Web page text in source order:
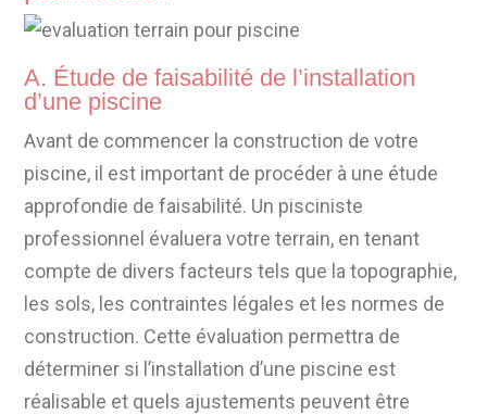
A. Étude de faisabilité de l’installation
d’une piscine
Avant de commencer la construction de votre
piscine, il est important de procéder à une étude
approfondie de faisabilité. Un pisciniste
professionnel évaluera votre terrain, en tenant
compte de divers facteurs tels que la topographie,
les sols, les contraintes légales et les normes de
construction. Cette évaluation permettra de
déterminer si l’installation d’une piscine est
réalisable et quels ajustements peuvent être